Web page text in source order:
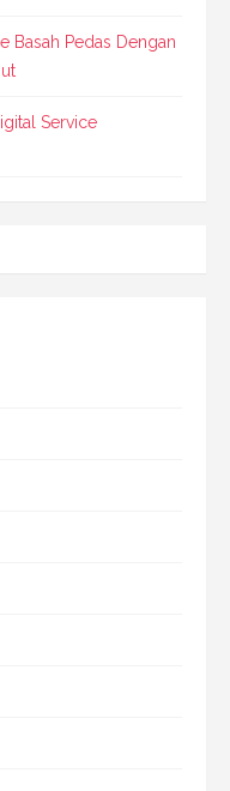
Basah Pedas Dengan
Service